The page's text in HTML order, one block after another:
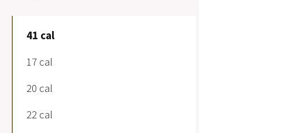
41 cal
17 cal
20 cal
22 cal